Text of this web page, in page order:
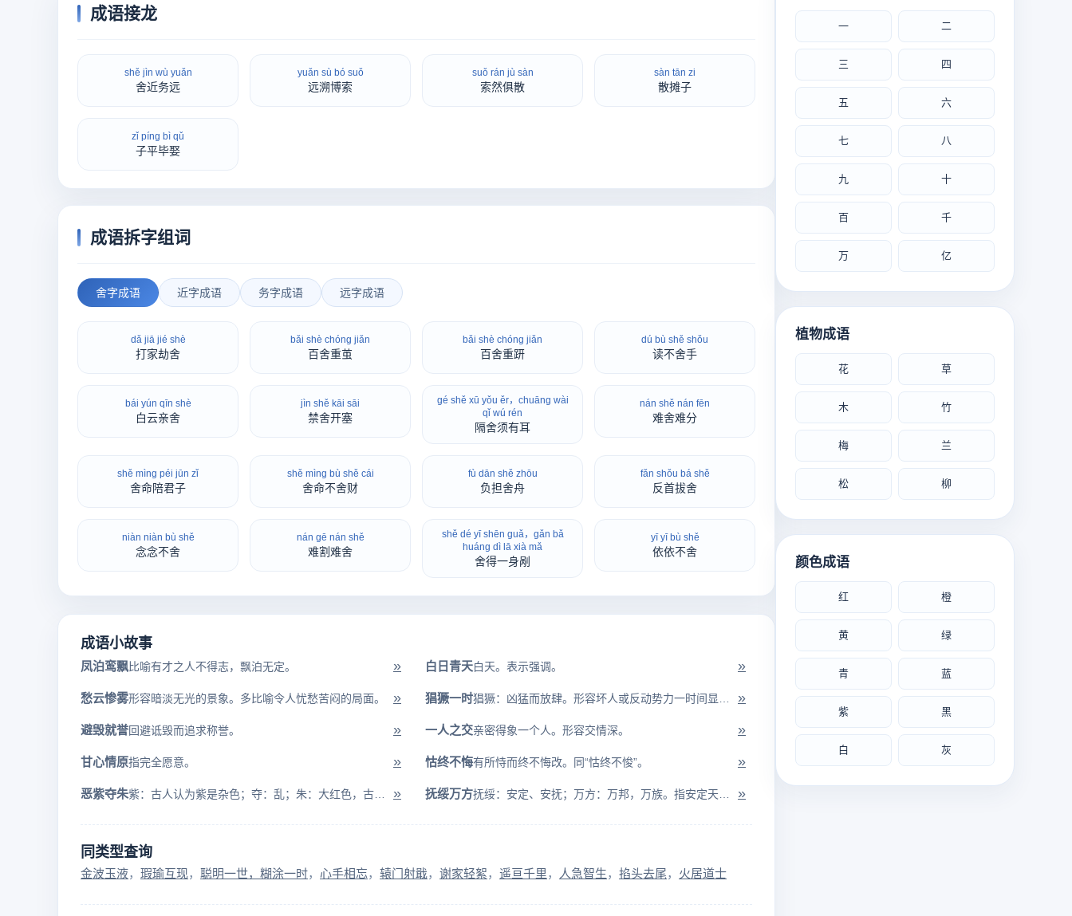
成语接龙
shě jìn wù yuǎn
舍近务远
yuǎn sù bó suǒ
远溯博索
suǒ rán jù sàn
索然俱散
sàn tān zi
散摊子
zǐ píng bì qǔ
子平毕娶
成语拆字组词
舍字成语 近字成语 务字成语 远字成语
dǎ jiā jié shè
打家劫舍
bǎi shè chóng jiǎn
百舍重茧
bǎi shè chóng jiǎn
百舍重趼
dú bù shě shǒu
读不舍手
bái yún qīn shè
白云亲舍
jìn shě kāi sāi
禁舍开塞
gé shě xū yǒu ěr，chuāng wài
qǐ wú rén
隔舍须有耳
nán shě nán fēn
难舍难分
shě mìng péi jūn zǐ
舍命陪君子
shě mìng bù shě cái
舍命不舍财
fù dān shě zhōu
负担舍舟
fǎn shǒu bá shě
反首拔舍
niàn niàn bù shě
念念不舍
nán gē nán shě
难割难舍
shě dé yī shēn guǎ，gǎn bǎ
huáng dì lā xià mǎ
舍得一身剐
yī yī bù shě
依依不舍
成语小故事
凤泊鸾飘比喻有才之人不得志，飘泊无定。 » 白日青天白天。表示强调。 »
愁云惨雾形容暗淡无光的景象。多比喻令人忧愁苦闷的局面。 » 猖獗一时 »
避毁就誉回避诋毁而追求称誉。 » 一人之交亲密得象一个人。形容交情深。 »
甘心情原指完全愿意。 » 怙终不悔有所恃而终不悔改。同“怙终不悛”。 »
恶紫夺朱 » 抚绥万方 »
同类型查询
金波玉液 瑕瑜互现 聪明一世，糊涂一时 心手相忘 辕门射戢 谢家轻絮 遥亘千里 人急智生 掐头去尾 火居道士
一 二
三 四
五 六
七 八
九 十
百 千
万 亿
植物成语
花 草
木 竹
梅 兰
松 柳
颜色成语
红 橙
黄 绿
青 蓝
紫 黑
白 灰